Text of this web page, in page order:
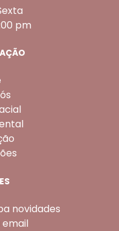
pm
novidades